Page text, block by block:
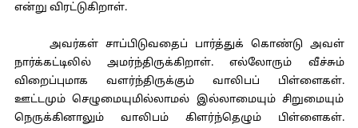
என்று விரட்டுகிறாள்.
அவர்கள் சாப்பிடுவதைப் பார்த்துக் கொண்டு அவள்
நார்க்கட்டிலில் அமர்ந்திருக்கிறாள். எல்லோரும் வீச்சும்
விறைப்புமாக வளர்ந்திருக்கும் வாலிபப் பிள்ளைகள்.
ஊட்டமும் செழுமையுமில்லாமல் இல்லாமையும் சிறுமையும்
நெருக்கினாலும் வாலிபம் கிளர்ந்தெழும் பிள்ளைகள்.